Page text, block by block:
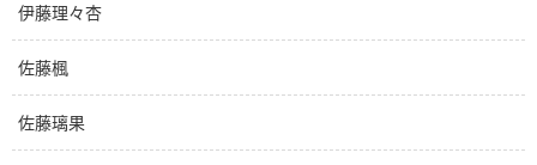
伊藤理々杏
佐藤楓
佐藤璃果